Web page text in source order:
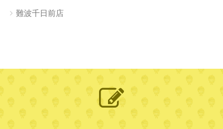
難波千日前店